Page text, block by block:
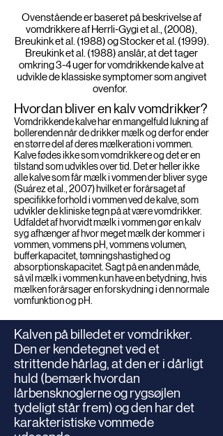
Ovenstående er baseret på beskrivelse af
vomdrikkere af Herrli-Gygi et al., (2008),
Breukink et al. (1988) og Stocker et al. (1999).
Breukink et al. (1988) anslår, at det tager
omkring 3-4 uger for vomdrikkende kalve at
udvikle de klassiske symptomer som angivet
ovenfor.
Hvordan bliver en kalv vomdrikker?
Vomdrikkende kalve har en mangelfuld lukning af
bollerenden når de drikker mælk og derfor ender
en større del af deres mælkeration i vommen.
Kalve fødes ikke som vomdrikkere og det er en
tilstand som udvikles over tid. Det er heller ikke
alle kalve som får mælk i vommen der bliver syge
(Suárez et al., 2007) hvilket er forårsaget af
specifikke forhold i vommen ved de kalve, som
udvikler de kliniske tegn på at være vomdrikker.
Udfaldet af hvorvidt mælk i vommen gør en kalv
syg afhænger af hvor meget mælk der kommer i
vommen, vommens pH, vommens volumen,
bufferkapacitet, tømningshastighed og
absorptionskapacitet. Sagt på en anden måde,
så vil mælk i vommen kun have en betydning, hvis
mælken forårsager en forskydning i den normale
vomfunktion og pH.
Kalven på billedet er vomdrikker.
Den er kendetegnet ved et
strittende hårlag, at den er i dårligt
huld (bemærk hvordan
lårbensknoglerne og rygsøjlen
tydeligt står frem) og den har det
karakteristiske vommede